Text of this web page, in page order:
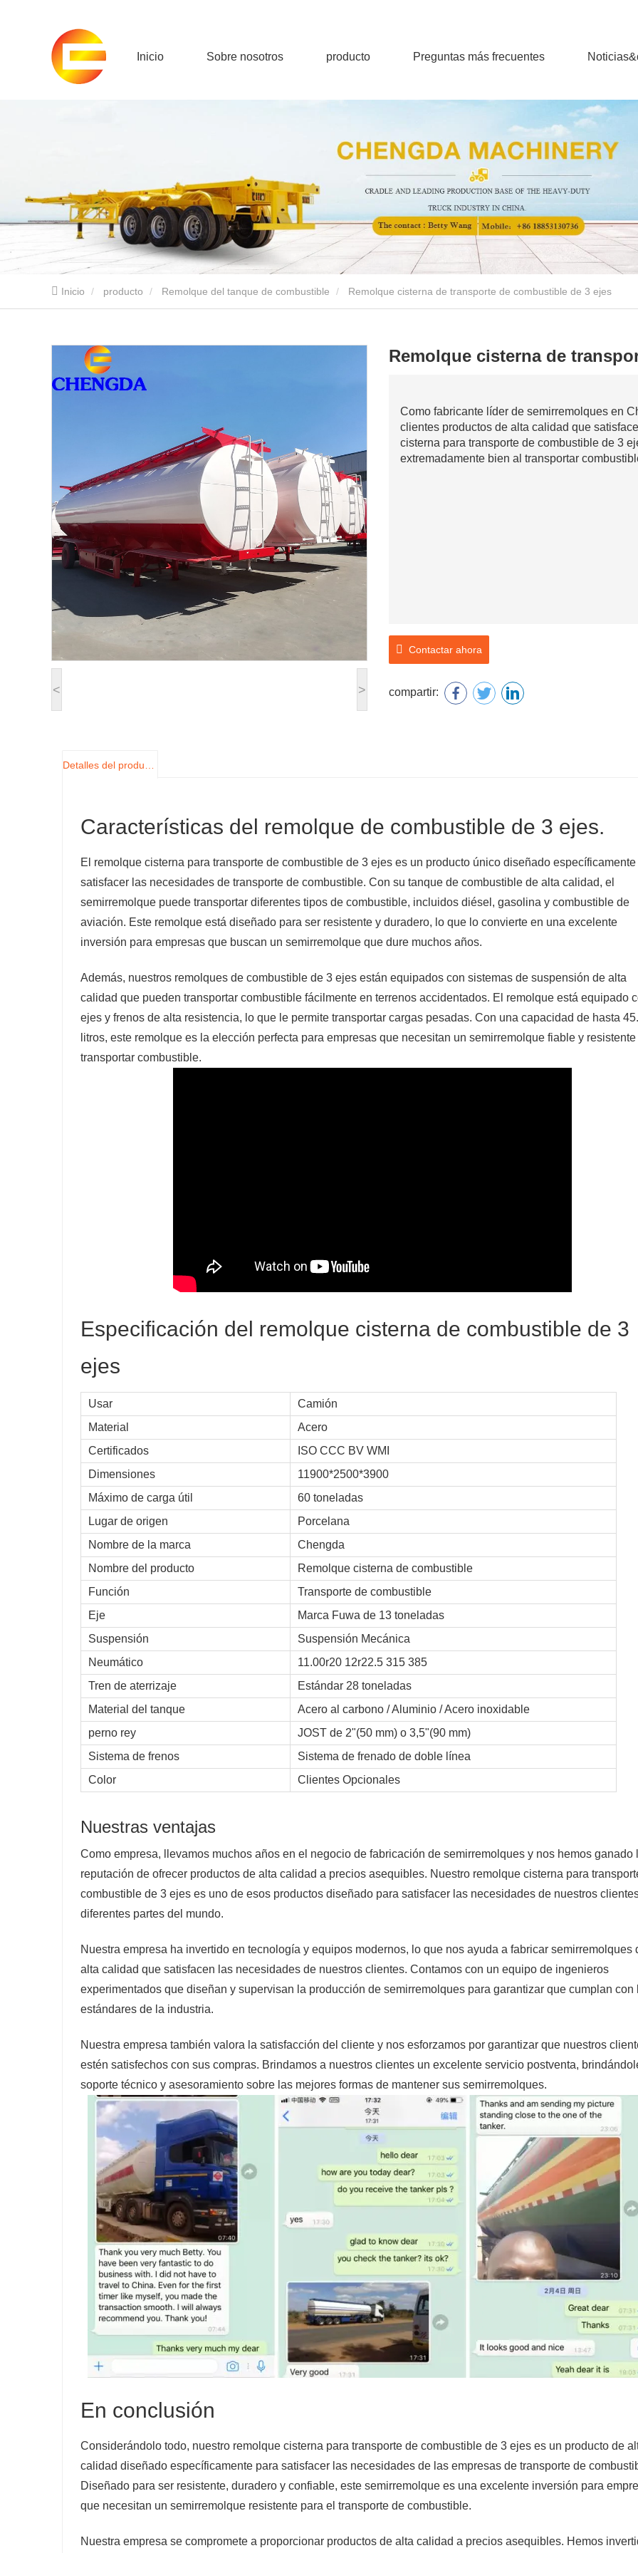
Inicio Sobre nosotros producto Preguntas más frecuentes
Inicio producto Remolque del tanque de combustible Remolque cisterna de transporte de combustible de 3 ejes
< >
Remolque cisterna de
Como fabricante líder de semirremolques en
clientes productos de alta calidad que
cisterna para transporte de combustible de 3
extremadamente bien al transportar
Contactar ahora
compartir:
Características del remolque de combustible de 3 ejes.
El remolque cisterna para transporte de combustible de 3 ejes es un producto único diseñado específicamente
satisfacer las necesidades de transporte de combustible. Con su tanque de combustible de alta calidad, el
semirremolque puede transportar diferentes tipos de combustible, incluidos diésel, gasolina y combustible de
aviación. Este remolque está diseñado para ser resistente y duradero, lo que lo convierte en una excelente
inversión para empresas que buscan un semirremolque que dure muchos años.
Además, nuestros remolques de combustible de 3 ejes están equipados con sistemas de suspensión de alta
calidad que pueden transportar combustible fácilmente en terrenos accidentados. El remolque está equipado
ejes y frenos de alta resistencia, lo que le permite transportar cargas pesadas. Con una capacidad de hasta
litros, este remolque es la elección perfecta para empresas que necesitan un semirremolque fiable y resistente
transportar combustible.
Especificación del remolque cisterna de combustible de 3
ejes
Usar
Camión
Material
Acero
Certificados
ISO CCC BV WMI
Dimensiones
11900*2500*3900
Máximo de carga útil
60 toneladas
Lugar de origen
Porcelana
Nombre de la marca
Chengda
Nombre del producto
Remolque cisterna de combustible
Función
Transporte de combustible
Eje
Marca Fuwa de 13 toneladas
Suspensión
Suspensión Mecánica
Neumático
11.00r20 12r22.5 315 385
Tren de aterrizaje
Estándar 28 toneladas
Material del tanque
Acero al carbono / Aluminio / Acero inoxidable
perno rey
JOST de 2"(50 mm) o 3,5"(90 mm)
Sistema de frenos
Sistema de frenado de doble línea
Color
Clientes Opcionales
Nuestras ventajas
Como empresa, llevamos muchos años en el negocio de fabricación de semirremolques y nos hemos ganado
reputación de ofrecer productos de alta calidad a precios asequibles. Nuestro remolque cisterna para
combustible de 3 ejes es uno de esos productos diseñado para satisfacer las necesidades de nuestros
diferentes partes del mundo.
Nuestra empresa ha invertido en tecnología y equipos modernos, lo que nos ayuda a fabricar semirremolques
alta calidad que satisfacen las necesidades de nuestros clientes. Contamos con un equipo de ingenieros
experimentados que diseñan y supervisan la producción de semirremolques para garantizar que cumplan con
estándares de la industria.
Nuestra empresa también valora la satisfacción del cliente y nos esforzamos por garantizar que nuestros
estén satisfechos con sus compras. Brindamos a nuestros clientes un excelente servicio postventa,
soporte técnico y asesoramiento sobre las mejores formas de mantener sus semirremolques.
En conclusión
Considerándolo todo, nuestro remolque cisterna para transporte de combustible de 3 ejes es un producto de
calidad diseñado específicamente para satisfacer las necesidades de las empresas de transporte de
Diseñado para ser resistente, duradero y confiable, este semirremolque es una excelente inversión para
que necesitan un semirremolque resistente para el transporte de combustible.
Nuestra empresa se compromete a proporcionar productos de alta calidad a precios asequibles. Hemos